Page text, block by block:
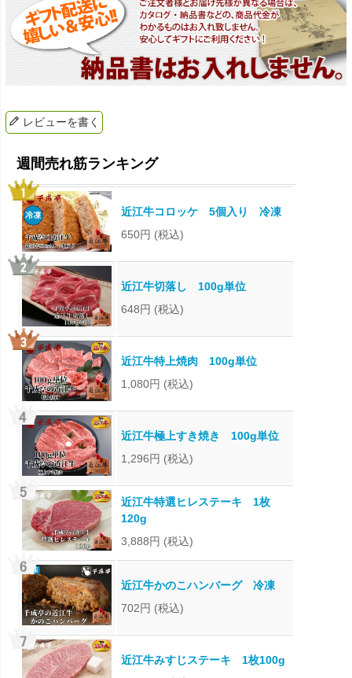
レビューを書く
近江牛コロッケ 5個入り 冷凍
650円 (税込)
近江牛切落し 100g単位
648円 (税込)
近江牛特上焼肉 100g単位
1,080円 (税込)
近江牛極上すき焼き 100g単位
1,296円 (税込)
近江牛特選ヒレステーキ 1枚
120g
3,888円 (税込)
近江牛かのこハンバーグ 冷凍
702円 (税込)
近江牛みすじステーキ 1枚100g